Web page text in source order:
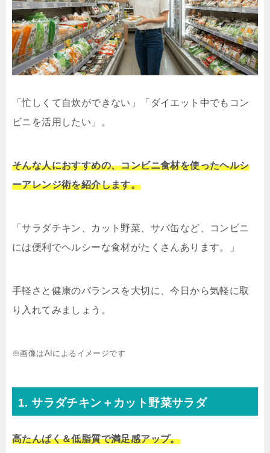
「忙しくて自炊ができない」「ダイエット中でもコン
ビニを活用したい」。
そんな人におすすめの、コンビニ食材を使ったヘルシ
ーアレンジ術を紹介します。
「サラダチキン、カット野菜、サバ缶など、コンビニ
には便利でヘルシーな食材がたくさんあります。」
手軽さと健康のバランスを大切に、今日から気軽に取
り入れてみましょう。
※画像はAIによるイメージです
1. サラダチキン＋カット野菜サラダ
高たんぱく＆低脂質で満足感アップ。